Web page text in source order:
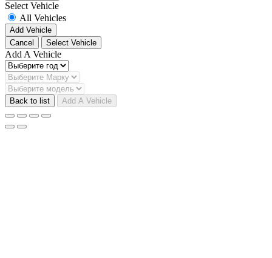
Select Vehicle
All Vehicles
Add Vehicle
Cancel
Select Vehicle
Add A Vehicle
Back to list Add A Vehicle